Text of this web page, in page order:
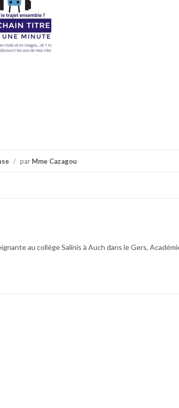
/ par Mme Cazagou
au collège Salinis à Auch dans le Gers,